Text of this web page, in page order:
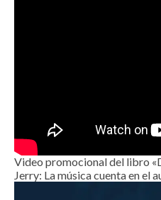
Video promocional del libro
Jerry: La música cuenta en el